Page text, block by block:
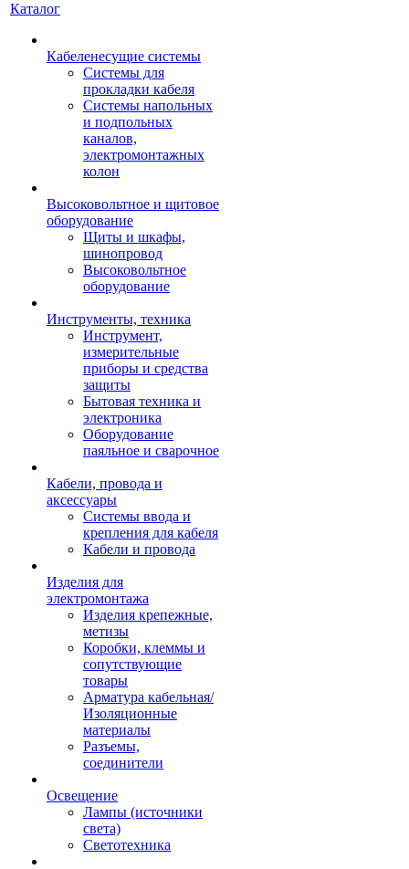
Каталог
Кабеленесущие системы
Системы для
прокладки кабеля
Системы напольных
и подпольных
каналов,
электромонтажных
колон
Высоковольтное и щитовое
оборудование
Щиты и шкафы,
шинопровод
Высоковольтное
оборудование
Инструменты, техника
Инструмент,
измерительные
приборы и средства
защиты
Бытовая техника и
электроника
Оборудование
паяльное и сварочное
Кабели, провода и
аксессуары
Системы ввода и
крепления для кабеля
Кабели и провода
Изделия для
электромонтажа
Изделия крепежные,
метизы
Коробки, клеммы и
сопутствующие
товары
Арматура кабельная/
Изоляционные
материалы
Разъемы,
соединители
Освещение
Лампы (источники
света)
Светотехника